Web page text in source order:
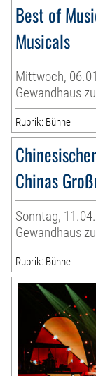
Best of
Musicals
Mittwoch,
Gewandhaus
Rubrik: Bühne
Chinas
Sonntag,
Gewandhaus
Rubrik: Bühne